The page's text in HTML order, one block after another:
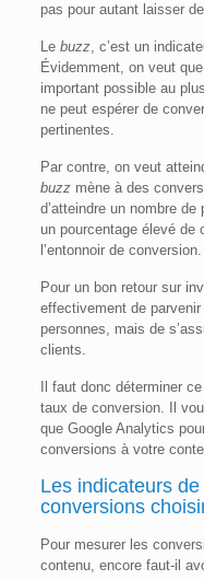
pas pour autant laisser
Le buzz, c’est un
Évidemment, on veut
important possible au
ne peut espérer de
pertinentes.
Par contre, on veut
buzzmène à des
d’atteindre un nombre de
un pourcentage élevé de
l’entonnoir de conversion.
Pour un bon retour sur
effectivement de
personnes, mais de
clients.
Il faut donc déterminer
taux de conversion. Il
que Google Analytics
conversions à votre
Les indicateurs
conversions
Pour mesurer les
contenu, encore faut-il